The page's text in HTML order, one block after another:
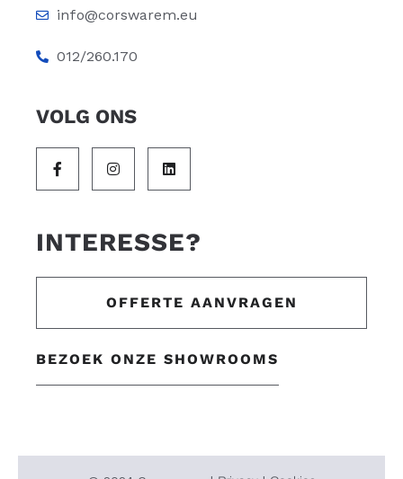
info@corswarem.eu
012/260.170
VOLG ONS
INTERESSE?
OFFERTE AANVRAGEN
BEZOEK ONZE SHOWROOMS